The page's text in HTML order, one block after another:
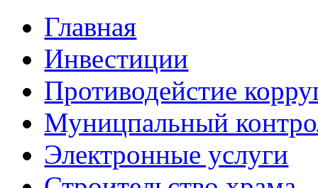
Главная
Инвестиции
Противодейстие
Муницпальный
Электронные услуги